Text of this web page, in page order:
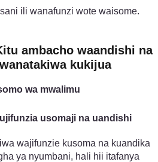
ili wanafunzi wote waisome.
ambacho waandishi na
kukijua
wa mwalimu
usomaji na uandishi
wajifunzie kusoma na kuandika
ya nyumbani, hali hii itafanya